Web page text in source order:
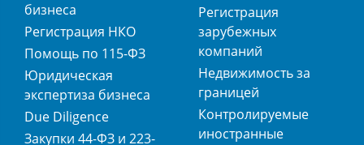
бизнеса
Регистрация НКО
Помощь по 115-ФЗ
Юридическая
экспертиза бизнеса
Due Diligence
Закупки 44-ФЗ и 223-
Регистрация
зарубежных
компаний
Недвижимость за
границей
Контролируемые
иностранные